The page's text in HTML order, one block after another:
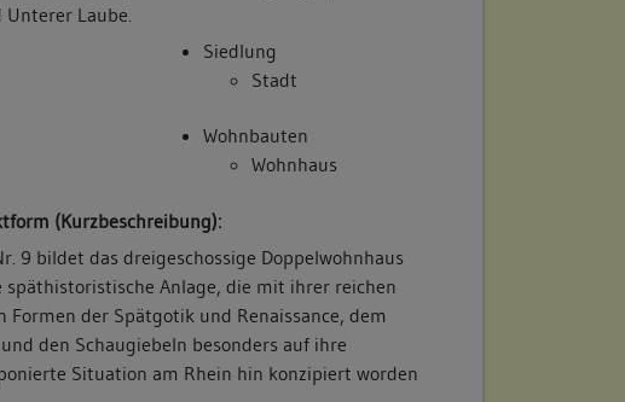
Laube.
Siedlung
Stadt
Wohnbauten
Wohnhaus
(Kurzbeschreibung):
9 bildet das dreigeschossige Doppelwohnhaus
Anlage, die mit ihrer reichen
Formen der Spätgotik und Renaissance, dem
den Schaugiebeln besonders auf ihre
Situation am Rhein hin konzipiert worden